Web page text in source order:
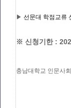
▶ 선문대 학점교류
※ 신청기한 :
충남대학교 인문사